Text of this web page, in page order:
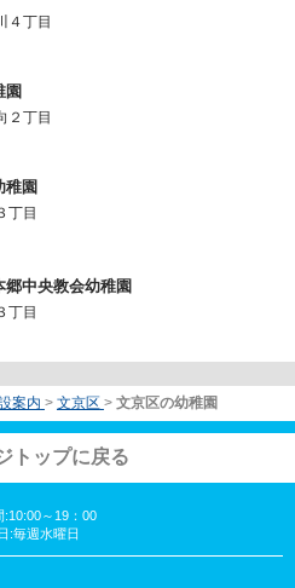
４丁目
園
２丁目
稚園
丁目
郷中央教会幼稚園
丁目
案内 > 文京区 > 文京区の幼稚園
トップに戻る
:10:00～19：00
:毎週水曜日